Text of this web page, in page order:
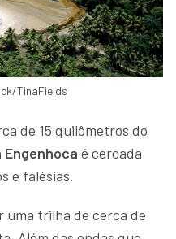
TinaFields
de 15 quilômetros do
Engenhoca é cercada
e falésias.
uma trilha de cerca de